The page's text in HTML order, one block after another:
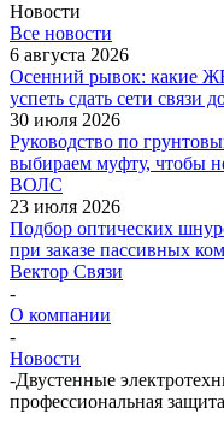
Новости
Все новости
6 августа 2026
Осенний рывок: какие
успеть сдать сети связи
30 июля 2026
Руководство по
выбираем муфту, чтобы
ВОЛС
23 июля 2026
Подбор оптических
при заказе пассивных
Вектор Связи
-
О компании
-
Новости
-Двустенные
профессиональная